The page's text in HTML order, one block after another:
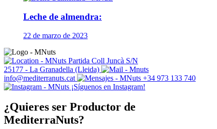
Leche de almendra:
22 de marzo de 2023
Partida Coll Juncà S/N
25177 - La Granadella (Lleida)
info@mediterranuts.cat
+34 973 133 740
¡Síguenos en Instagram!
¿Quieres ser Productor de
MediterraNuts?